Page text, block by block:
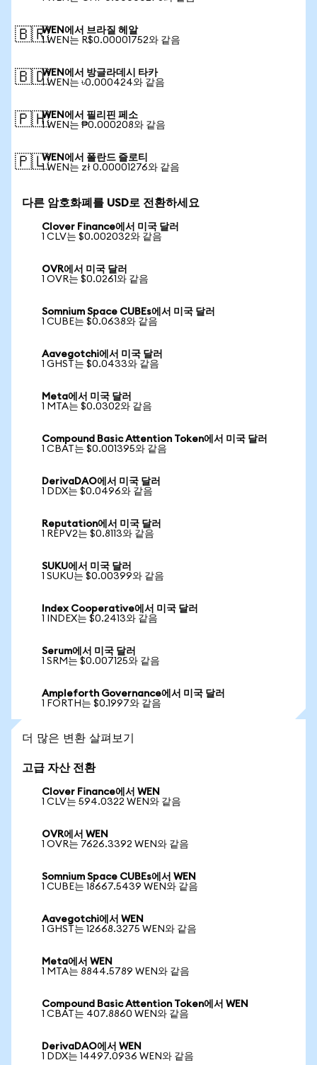
🇧🇷WEN에서 브라질 헤알
1 WEN는 R$0.00001752와 같음
🇧🇩WEN에서 방글라데시 타카
1 WEN는 ৳0.000424와 같음
🇵🇭WEN에서 필리핀 페소
1 WEN는 ₱0.000208와 같음
🇵🇱WEN에서 폴란드 즐로티
1 WEN는 zł 0.00001276와 같음
다른 암호화폐를 USD로 전환하세요
Clover Finance에서 미국 달러
1 CLV는 $0.002032와 같음
OVR에서 미국 달러
1 OVR는 $0.0261와 같음
Somnium Space CUBEs에서 미국 달러
1 CUBE는 $0.0638와 같음
Aavegotchi에서 미국 달러
1 GHST는 $0.0433와 같음
Meta에서 미국 달러
1 MTA는 $0.0302와 같음
Compound Basic Attention Token에서 미국 달러
1 CBAT는 $0.001395와 같음
DerivaDAO에서 미국 달러
1 DDX는 $0.0496와 같음
Reputation에서 미국 달러
1 REPV2는 $0.8113와 같음
SUKU에서 미국 달러
1 SUKU는 $0.00399와 같음
Index Cooperative에서 미국 달러
1 INDEX는 $0.2413와 같음
Serum에서 미국 달러
1 SRM는 $0.007125와 같음
Ampleforth Governance에서 미국 달러
1 FORTH는 $0.1997와 같음
더 많은 변환 살펴보기
고급 자산 전환
Clover Finance에서 WEN
1 CLV는 594.0322 WEN와 같음
OVR에서 WEN
1 OVR는 7626.3392 WEN와 같음
Somnium Space CUBEs에서 WEN
1 CUBE는 18667.5439 WEN와 같음
Aavegotchi에서 WEN
1 GHST는 12668.3275 WEN와 같음
Meta에서 WEN
1 MTA는 8844.5789 WEN와 같음
Compound Basic Attention Token에서 WEN
1 CBAT는 407.8860 WEN와 같음
DerivaDAO에서 WEN
1 DDX는 14497.0936 WEN와 같음